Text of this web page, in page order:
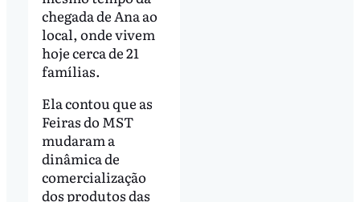
chegada de Ana ao
local, onde vivem
hoje cerca de 21
famílias.
Ela contou que as
Feiras do MST
mudaram a
dinâmica de
comercialização
dos produtos das